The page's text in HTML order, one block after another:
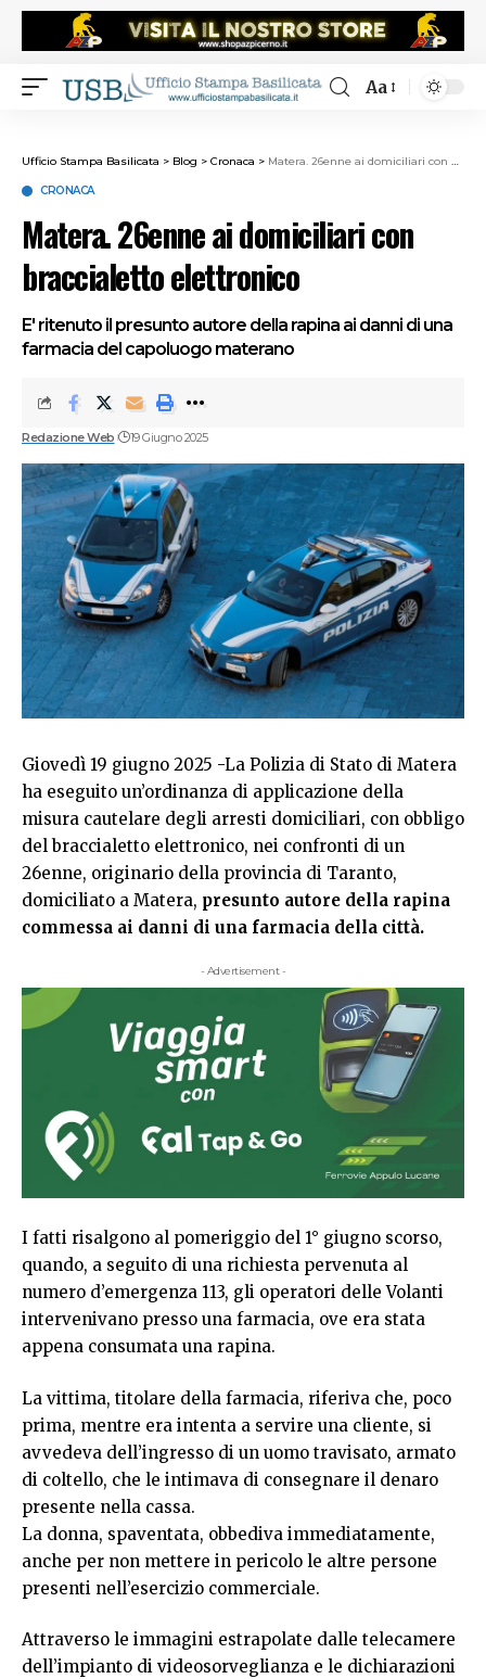
Aa
Ufficio Stampa Basilicata > Blog > Cronaca > Matera. 26enne ai domiciliari con braccialetto elettronico
CRONACA
Matera. 26enne ai domiciliari con
braccialetto elettronico
E' ritenuto il presunto autore della rapina ai danni di una
farmacia del capoluogo materano
Redazione Web 19 Giugno 2025
Giovedì 19 giugno 2025 -La Polizia di Stato di Matera
ha eseguito un’ordinanza di applicazione della
misura cautelare degli arresti domiciliari, con obbligo
del braccialetto elettronico, nei confronti di un
26enne, originario della provincia di Taranto,
domiciliato a Matera, presunto autore della rapina
commessa ai danni di una farmacia della città.
- Advertisement -
I fatti risalgono al pomeriggio del 1° giugno scorso,
quando, a seguito di una richiesta pervenuta al
numero d’emergenza 113, gli operatori delle Volanti
intervenivano presso una farmacia, ove era stata
appena consumata una rapina.
La vittima, titolare della farmacia, riferiva che, poco
prima, mentre era intenta a servire una cliente, si
avvedeva dell’ingresso di un uomo travisato, armato
di coltello, che le intimava di consegnare il denaro
presente nella cassa.
La donna, spaventata, obbediva immediatamente,
anche per non mettere in pericolo le altre persone
presenti nell’esercizio commerciale.
Attraverso le immagini estrapolate dalle telecamere
dell’impianto di videosorveglianza e le dichiarazioni